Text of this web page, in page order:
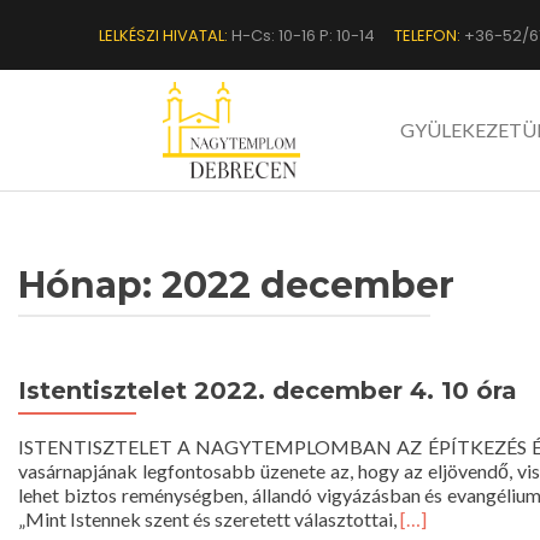
LELKÉSZI HIVATAL: H-Cs: 10-16 P: 10-14 TELEFON: +36-52/
Hónap: 2022 december
Istentisztelet 2022. december 4. 10 óra
ISTENTISZTELET A NAGYTEMPLOMBAN AZ
vasárnapjának legfontosabb üzenete az, hogy az eljövendő,
lehet biztos reménységben, állandó vigyázásban és
„Mint Istennek szent és szeretett választottai,Read
[…]